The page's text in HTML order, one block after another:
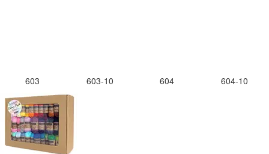
603 603-10 604 604-10